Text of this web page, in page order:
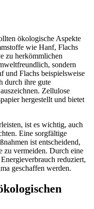
ökologische Aspekte
wie Hanf, Flachs
zu herkömmlichen
sondern
und Flachs beispielsweise
durch ihre gute
Zellulose
hergestellt und bietet
ist es wichtig, auch
Eine sorgfältige
ist entscheidend,
zu vermeiden. Durch eine
reduziert,
geschaffen werden.